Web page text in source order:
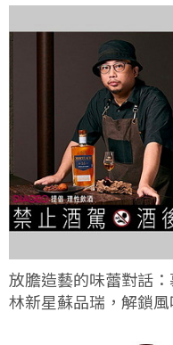
放膽造藝的味蕾對話
林新星蘇品瑞，解鎖